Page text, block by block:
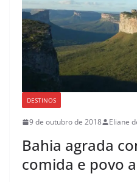
DESTINOS
9 de outubro de 2018 Eliane
Bahia agrada
comida e povo